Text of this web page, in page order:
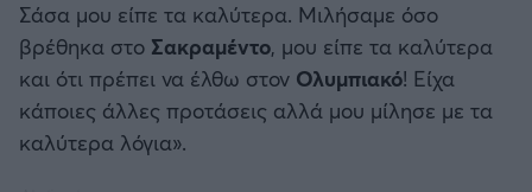
Σάσα μου είπε τα καλύτερα. Μιλήσαμε όσο
βρέθηκα στο Σακραμέντο, μου είπε τα καλύτερα
και ότι πρέπει να έλθω στον Ολυμπιακό! Είχα
κάποιες άλλες προτάσεις αλλά μου μίλησε με τα
καλύτερα λόγια».